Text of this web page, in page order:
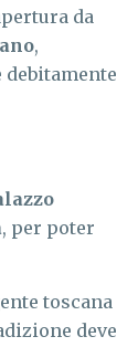
da
,
debitamente
, per poter
toscana
deve